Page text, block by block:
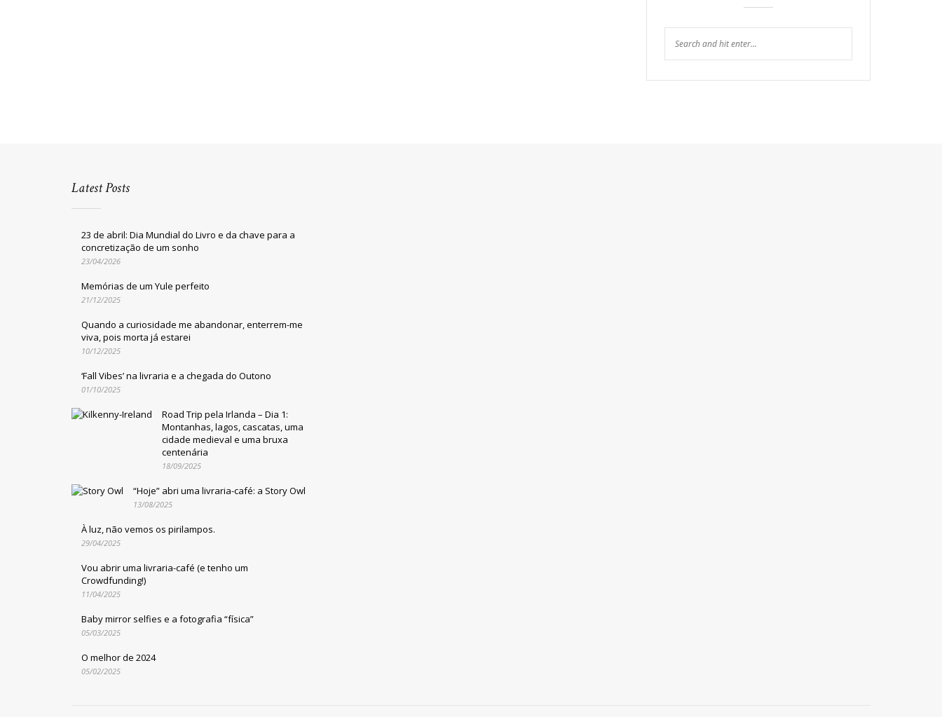
Latest Posts
23 de abril: Dia Mundial do Livro e da chave para a
concretização de um sonho
23/04/2026
Memórias de um Yule perfeito
21/12/2025
Quando a curiosidade me abandonar, enterrem-me
viva, pois morta já estarei
10/12/2025
‘Fall Vibes’ na livraria e a chegada do Outono
01/10/2025
Road Trip pela Irlanda – Dia 1:
Montanhas, lagos, cascatas, uma
cidade medieval e uma bruxa
centenária
18/09/2025
“Hoje” abri uma livraria-café: a Story Owl
13/08/2025
À luz, não vemos os pirilampos.
29/04/2025
Vou abrir uma livraria-café (e tenho um
Crowdfunding!)
11/04/2025
Baby mirror selfies e a fotografia “física”
05/03/2025
O melhor de 2024
05/02/2025